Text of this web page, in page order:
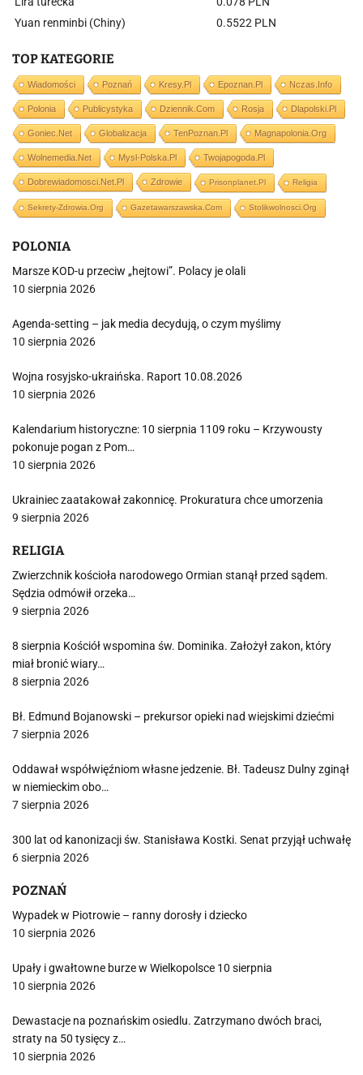
Yuan renminbi (Chiny)
0.5522 PLN
TOP KATEGORIE
Wiadomości Poznań Kresy.pl Epoznan.pl Nczas.info
Polonia Publicystyka Dziennik.com Rosja Dlapolski.pl
Goniec.net Globalizacja TenPoznan.pl Magnapolonia.org
Wolnemedia.net Mysl-Polska.pl Twojapogoda.pl
Dobrewiadomosci.net.pl Zdrowie Prisonplanet.pl Religia
Sekrety-Zdrowia.org Gazetawarszawska.com Stolikwolnosci.org
POLONIA
Marsze KOD-u przeciw „hejtowi”. Polacy je olali
10 sierpnia 2026
Agenda-setting – jak media decydują, o czym myślimy
10 sierpnia 2026
Wojna rosyjsko-ukraińska. Raport 10.08.2026
10 sierpnia 2026
Kalendarium historyczne: 10 sierpnia 1109 roku – Krzywousty
pokonuje pogan z Pom…
10 sierpnia 2026
Ukrainiec zaatakował zakonnicę. Prokuratura chce umorzenia
9 sierpnia 2026
RELIGIA
Zwierzchnik kościoła narodowego Ormian stanął przed sądem.
Sędzia odmówił orzeka…
9 sierpnia 2026
8 sierpnia Kościół wspomina św. Dominika. Założył zakon, który
miał bronić wiary…
8 sierpnia 2026
Bł. Edmund Bojanowski – prekursor opieki nad wiejskimi dziećmi
7 sierpnia 2026
Oddawał współwięźniom własne jedzenie. Bł. Tadeusz Dulny zginął
w niemieckim obo…
7 sierpnia 2026
300 lat od kanonizacji św. Stanisława Kostki. Senat przyjął uchwałę
6 sierpnia 2026
POZNAŃ
Wypadek w Piotrowie – ranny dorosły i dziecko
10 sierpnia 2026
Upały i gwałtowne burze w Wielkopolsce 10 sierpnia
10 sierpnia 2026
Dewastacje na poznańskim osiedlu. Zatrzymano dwóch braci,
straty na 50 tysięcy z…
10 sierpnia 2026